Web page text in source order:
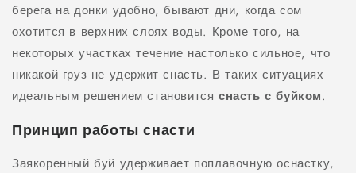
берега на донки удобно, бывают дни, когда сом
охотится в верхних слоях воды. Кроме того, на
некоторых участках течение настолько сильное, что
никакой груз не удержит снасть. В таких ситуациях
идеальным решением становится снасть с буйком.
Принцип работы снасти
Заякоренный буй удерживает поплавочную оснастку,